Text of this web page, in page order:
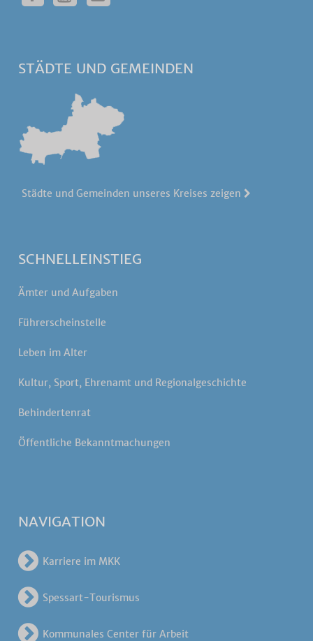
STÄDTE UND GEMEINDEN
Städte und Gemeinden unseres Kreises zeigen
SCHNELLEINSTIEG
Ämter und Aufgaben
Führerscheinstelle
Leben im Alter
Kultur, Sport, Ehrenamt und Regionalgeschichte
Behindertenrat
Öffentliche Bekanntmachungen
NAVIGATION
Karriere im MKK
Spessart-Tourismus
Kommunales Center für Arbeit